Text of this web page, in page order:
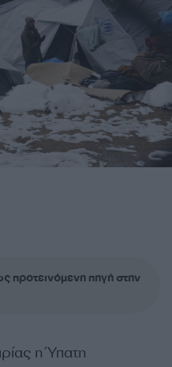
πηγή στην
η Ύπατη